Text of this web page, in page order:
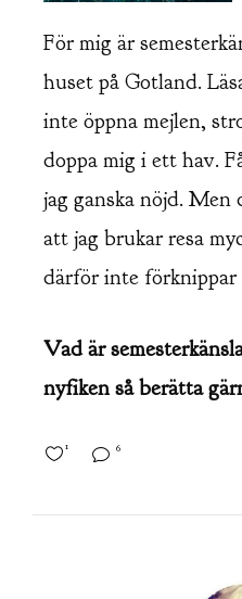
För mig är
huset på Gotland.
inte öppna mejlen,
doppa mig i ett hav.
jag ganska nöjd. Men
att jag brukar resa
därför inte förknippar
Vad är
nyfiken så berätta
6
1